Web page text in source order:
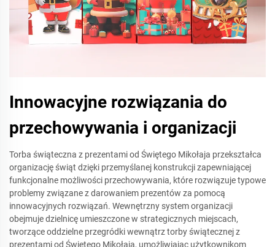
Innowacyjne rozwiązania do
przechowywania i organizacji
Torba świąteczna z prezentami od Świętego Mikołaja przekształca
organizację świąt dzięki przemyślanej konstrukcji zapewniającej
funkcjonalne możliwości przechowywania, które rozwiązuje typowe
problemy związane z darowaniem prezentów za pomocą
innowacyjnych rozwiązań. Wewnętrzny system organizacji
obejmuje dzielnicę umieszczone w strategicznych miejscach,
tworzące oddzielne przegródki wewnątrz torby świątecznej z
prezentami od Świętego Mikołaja, umożliwiając użytkownikom